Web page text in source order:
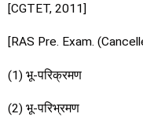
[CGTET, 2011]
[RAS Pre. Exam.
(1) भू-परिक्रमण
(2) भू-परिभ्रमण